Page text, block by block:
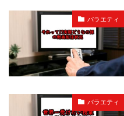
バラエティ
バラエティ